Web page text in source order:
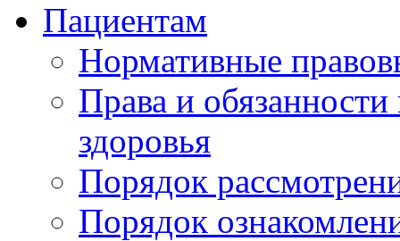
Пациентам
Нормативные
Права и
здоровья
Порядок
Порядок